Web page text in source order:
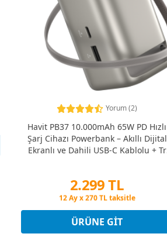
Yorum (2)
Havit PB37 10.000mAh 65W PD Hızlı
Şarj Cihazı Powerbank – Akıllı Dijital
Ekranlı ve Dahili USB-C Kablolu + Tr
2.299 TL
Peşin Fiyatına 3 Taksit
Peşin Fiyatına 3 Taksit
ÜRÜNE GIT